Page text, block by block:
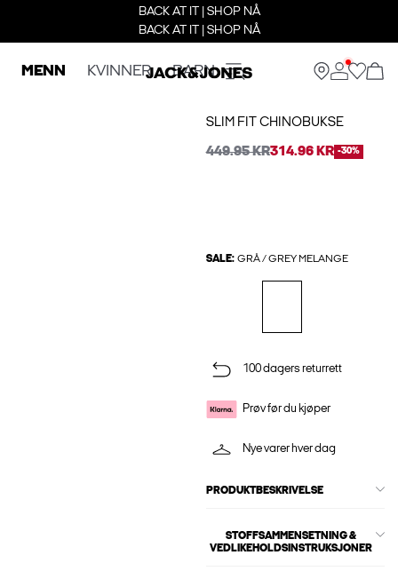
BACK AT IT | SHOP NÅ
BACK AT IT | SHOP NÅ
MENN KVINNER BARN
SLIM FIT CHINOBUKSE
449.95 KR314.96 KR -30%
SALE: GRÅ / GREY MELANGE
100 dagers returrett
Prøv før du kjøper
Nye varer hver dag
PRODUKTBESKRIVELSE
STOFFSAMMENSETNING &
VEDLIKEHOLDSINSTRUKSJONER